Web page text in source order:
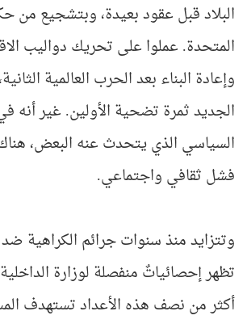
البلاد قبل عقود بعيدة، وبتشجيع من
المتحدة. عملوا على تحريك دواليب
وإعادة البناء بعد الحرب العالمية
الجديد ثمرة تضحية الأولين. غير أنه
السياسي الذي يتحدث عنه البعض،
فشل ثقافي واجتماعي.
وتتزايد منذ سنوات جرائم الكراهية ضد
تظهر إحصائياتٌ منفصلة لوزارة
أكثر من نصف هذه الأعداد تستهدف